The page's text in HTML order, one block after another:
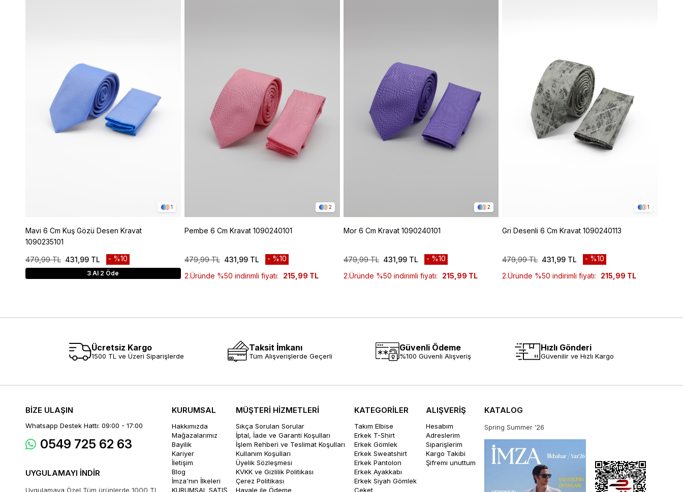
1
Mavi 6 Cm Kuş Gözü Desen Kravat
1090235101
431,99 TL
479,99 TL %10
3 Al 2 Öde
2
Pembe 6 Cm Kravat 1090240101
431,99 TL
479,99 TL
%10
2.Üründe %50 indirimli fiyatı:
215,99 TL
2
Mor 6 Cm Kravat 1090240101
431,99 TL
479,99 TL
%10
2.Üründe %50 indirimli fiyatı:
215,99 TL
1
Gri Desenli 6 Cm Kravat 1090240113
431,99 TL
479,99 TL
%10
2.Üründe %50 indirimli fiyatı:
215,99 TL
Ücretsiz Kargo
1500 TL ve Üzeri Siparişlerde
Taksit İmkanı
Tüm Alışverişlerde Geçerli
Güvenli Ödeme
%100 Güvenli Alışveriş
Hızlı Gönderi
Güvenilir ve Hızlı Kargo
BİZE ULAŞIN
Whatsapp Destek Hattı: 09:00 - 17:00
0549 725 62 63
UYGULAMAYI İNDİR
Uygulamaya Özel Tüm ürünlerde 1000 TL
KURUMSAL
Hakkımızda
Mağazalarımız
Bayilik
Kariyer
İletişim
Blog
İmza'nın İlkeleri
KURUMSAL SATIŞ
MÜŞTERİ HİZMETLERİ
Sıkça Sorulan Sorular
İptal, İade ve Garanti Koşulları
İşlem Rehberi ve Teslimat Koşulları
Kullanım Koşulları
Üyelik Sözleşmesi
KVKK ve Gizlilik Politikası
Çerez Politikası
Havale ile Ödeme
KATEGORİLER
Takım Elbise
Erkek T-Shirt
Erkek Gömlek
Erkek Sweatshirt
Erkek Pantolon
Erkek Ayakkabı
Erkek Siyah Gömlek
Ceket
ALIŞVERİŞ
Hesabım
Adreslerim
Siparişlerim
Kargo Takibi
Şifremi unuttum
KATALOG
Spring Summer '26